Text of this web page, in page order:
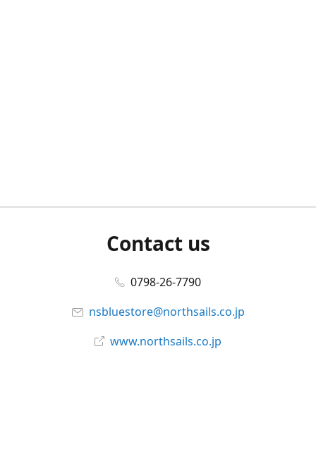
Contact us
0798-26-7790
nsbluestore@northsails.co.jp
www.northsails.co.jp